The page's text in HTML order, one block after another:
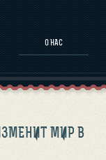
О НАС
МИР В